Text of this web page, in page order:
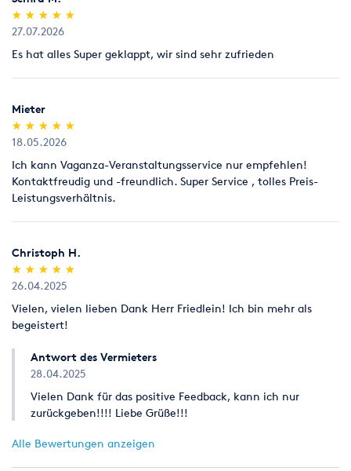
fällig. Zahlungsmöglichkeiten sind Bar oder Überweisung
gegen Vorauskasse. Wird ein bereits erteilter Auftrag vor
entstandene Kosten und/oder Mietausfall erhoben.
Der Mieter trägt die Verantwortung für das Leihgut von der
Übernahme bis zur Rückgabe der Ware. Die Rücknahme erfolgt
Beschädigungen erst nach vollständig erfolgtem
Reinigungsprozess ermittelt werden können. Der Preis für
Fehl- und Bruchmengen sowie beschädigte Gegenstände ist
wie folgt kalkuliert: Wiederbeschaffungspreis +
(*)
★
★
(*) ★
★
(*) ★
★
(*) ★
★
(*) ★
★
27.07.2026
Es hat alles Super geklappt, wir sind sehr zufrieden
Mieter
(*)
★
★
(*) ★
★
(*) ★
★
(*) ★
★
(*) ★
★
18.05.2026
Ich kann Vaganza-Veranstaltungsservice nur empfehlen!
Kontaktfreudig und -freundlich. Super Service , tolles Preis-
Leistungsverhältnis.
Christoph H.
(*)
★
★
(*) ★
★
(*) ★
★
(*) ★
★
(*) ★
★
26.04.2025
Vielen, vielen lieben Dank Herr Friedlein! Ich bin mehr als
begeistert!
Antwort des Vermieters
28.04.2025
Vielen Dank für das positive Feedback, kann ich nur
zurückgeben!!!! Liebe Grüße!!!
Alle Bewertungen anzeigen